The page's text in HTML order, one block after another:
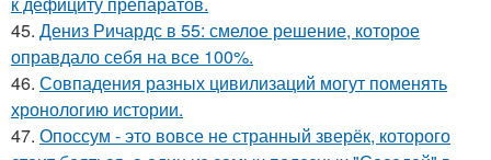
45. Дениз Ричардс в 55: смелое решение, которое
оправдало себя на все 100%.
46. Совпадения разных цивилизаций могут поменять
хронологию истории.
47. Опоссум - это вовсе не странный зверёк, которого